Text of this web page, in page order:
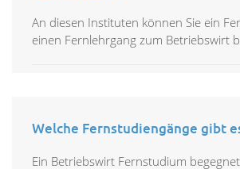
An diesen Instituten können Sie ein
einen Fernlehrgang zum Betriebswirt
Welche Fernstudiengänge gibt
Ein Betriebswirt Fernstudium